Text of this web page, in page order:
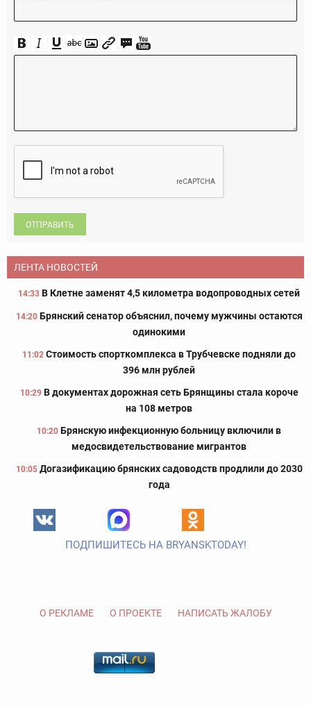
ОТПРАВИТЬ
ЛЕНТА НОВОСТЕЙ
14:33 В Клетне заменят 4,5 километра водопроводных сетей
14:20 Брянский сенатор объяснил, почему мужчины остаются
одинокими
11:02 Стоимость спорткомплекса в Трубчевске подняли до
396 млн рублей
10:29 В документах дорожная сеть Брянщины стала короче
на 108 метров
10:20 Брянскую инфекционную больницу включили в
медосвидетельствование мигрантов
10:05 Догазификацию брянских садоводств продлили до 2030
года
ПОДПИШИТЕСЬ НА BRYANSKTODAY!
О РЕКЛАМЕ О ПРОЕКТЕ НАПИСАТЬ ЖАЛОБУ